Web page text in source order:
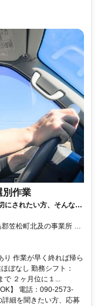
別作業
作業が早く終れば帰ら
ぼなし 勤務シフト：
で ２ヶ月位に１...
】 電話：090-2573-
細を聞きたい方、応募